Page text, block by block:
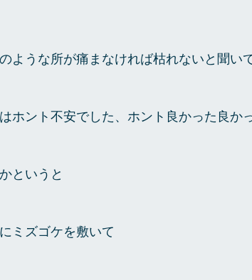
ような所が痛まなければ枯れないと聞い
ホント不安でした、ホント良かった良か
というと
ミズゴケを敷いて